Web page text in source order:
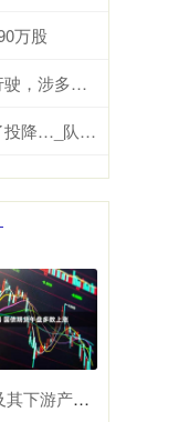
万股
千汇网 广州男子骑电动自行车在内环路行驶，涉多项违法！被扣车罚款
中国星配资 敌方水晶爆炸前，我偷偷点了投降…_队友_游戏_因为
中企为列名被告